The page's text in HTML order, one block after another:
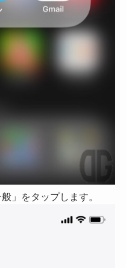
」をタップします。